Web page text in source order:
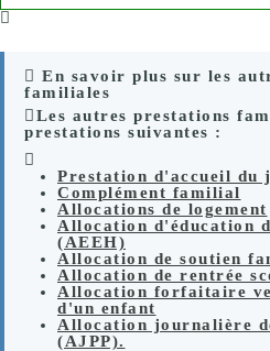
En savoir plus sur les
familiales
Les autres prestations
prestations suivantes :
Prestation d'accueil du
Complément familial
Allocations de logement
Allocation d'éducation
(AEEH)
Allocation de soutien
Allocation de rentrée
Allocation forfaitaire
d'un enfant
Allocation journalière
(AJPP).